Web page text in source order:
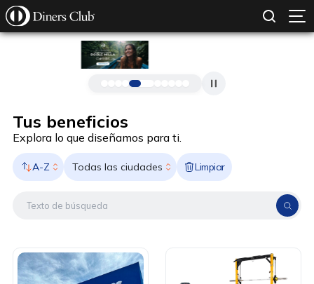
Pasar al contenido principal
Tus beneficios
Explora lo que diseñamos para ti.
A-Z Todas las ciudades Limpiar